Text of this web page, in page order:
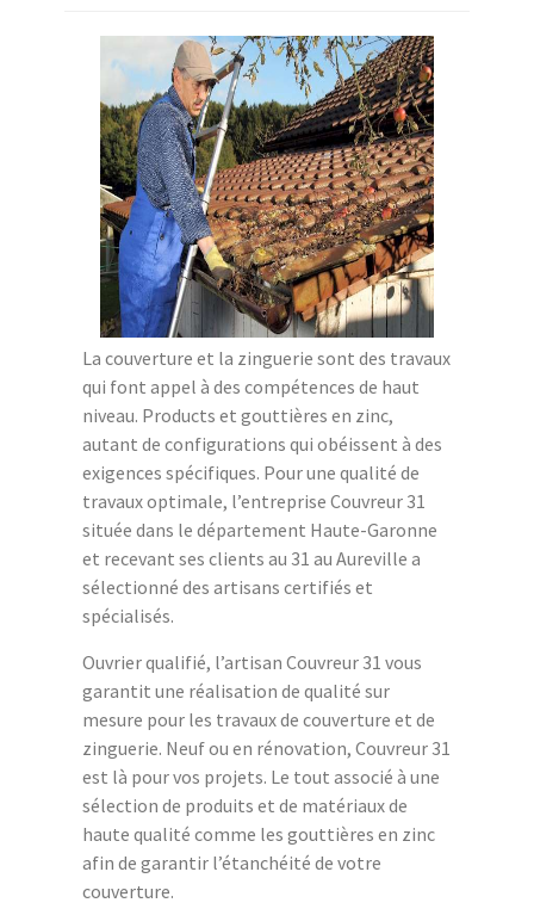
La couverture et la zinguerie sont des travaux
qui font appel à des compétences de haut
niveau. Products et gouttières en zinc,
autant de configurations qui obéissent à des
exigences spécifiques. Pour une qualité de
travaux optimale, l’entreprise Couvreur 31
située dans le département Haute-Garonne
et recevant ses clients au 31 au Aureville a
sélectionné des artisans certifiés et
spécialisés.
Ouvrier qualifié, l’artisan Couvreur 31 vous
garantit une réalisation de qualité sur
mesure pour les travaux de couverture et de
zinguerie. Neuf ou en rénovation, Couvreur 31
est là pour vos projets. Le tout associé à une
sélection de produits et de matériaux de
haute qualité comme les gouttières en zinc
afin de garantir l’étanchéité de votre
couverture.